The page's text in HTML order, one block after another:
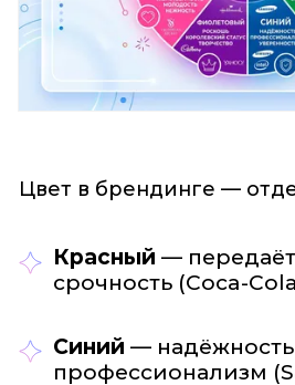
Цвет в брендинге —
Красный —
срочность (Coca-
Синий —
профессионализм